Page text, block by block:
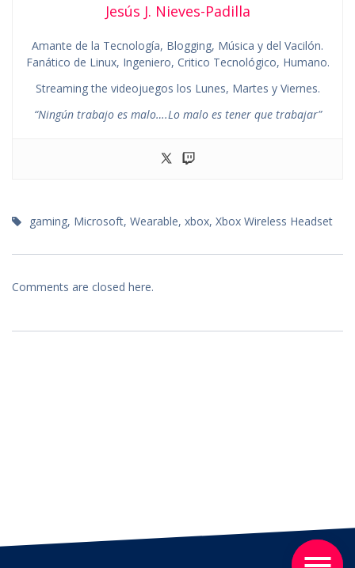
Jesús J. Nieves-Padilla
Amante de la Tecnología, Blogging, Música y del Vacilón.
Fanático de Linux, Ingeniero, Critico Tecnológico, Humano.
Streaming the videojuegos los Lunes, Martes y Viernes.
“Ningún trabajo es malo….Lo malo es tener que trabajar”
gaming, Microsoft, Wearable, xbox, Xbox Wireless Headset
Comments are closed here.